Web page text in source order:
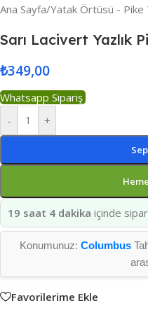
Ana Sayfa/Yatak Örtüsü - Pike
Sarı Lacivert Yazlık
₺349,00
Whatsapp Sipariş
-
+
19 saat 4 dakika içinde
Konumunuz: Columbus
Favorilerime Ekle